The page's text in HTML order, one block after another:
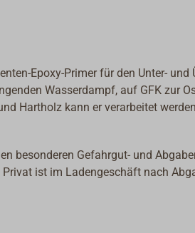
Epoxy-Primer für den Unter-
Wasserdampf, auf GFK zur
Hartholz kann er verarbeitet
besonderen Gefahrgut- und
ist im Ladengeschäft nach